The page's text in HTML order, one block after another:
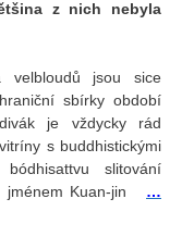
z nich nebyla
jsou sice
sbírky období
je vždycky rád
s buddhistickými
slitování
jménem Kuan-jin …